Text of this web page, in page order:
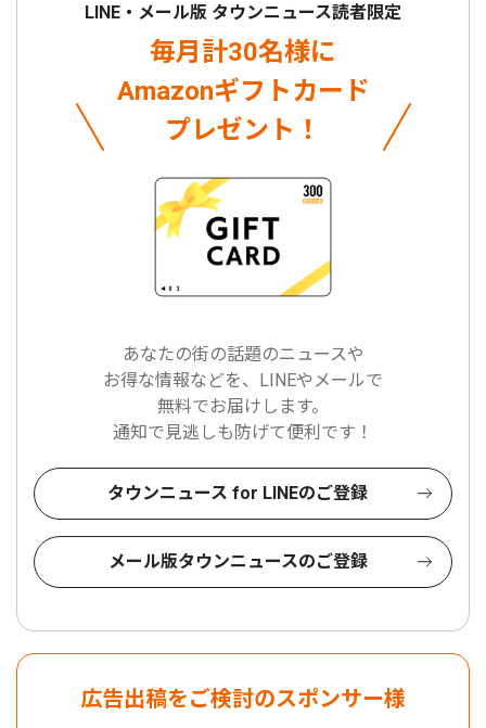
LINE・メール版 タウンニュース読者限定
毎月計30名様に
Amazonギフトカード
プレゼント！
あなたの街の話題のニュースや
お得な情報などを、LINEやメールで
無料でお届けします。
通知で見逃しも防げて便利です！
タウンニュース for LINEのご登録
メール版タウンニュースのご登録
広告出稿をご検討のスポンサー様